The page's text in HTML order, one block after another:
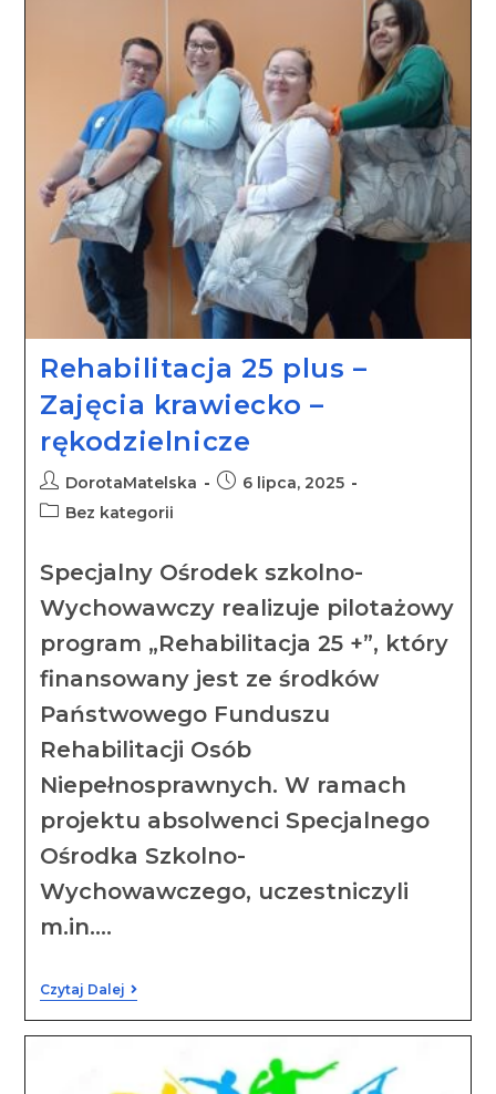
Rehabilitacja 25 plus –
Zajęcia krawiecko –
rękodzielnicze
DorotaMatelska
6 lipca, 2025
Bez kategorii
Specjalny Ośrodek szkolno-
Wychowawczy realizuje pilotażowy
program „Rehabilitacja 25 +”, który
finansowany jest ze środków
Państwowego Funduszu
Rehabilitacji Osób
Niepełnosprawnych. W ramach
projektu absolwenci Specjalnego
Ośrodka Szkolno-
Wychowawczego, uczestniczyli
m.in.…
Czytaj Dalej